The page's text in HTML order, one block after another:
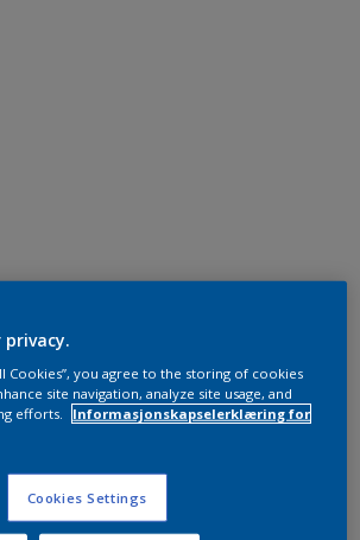
privacy.
Cookies”, you agree to the storing of cookies
site navigation, analyze site usage, and
efforts.
Informasjonskapselerklæring for
Cookies Settings